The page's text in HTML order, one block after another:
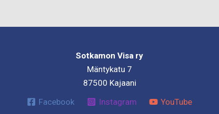
Sotkamon Visa ry
Mäntykatu 7
87500 Kajaani
Facebook
Instagram YouTube